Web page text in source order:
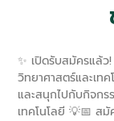
✨ เปิดรับสมัครแล้
วิทยาศาสตร์และเทค
และสนุกไปกับกิจกร
เทคโนโลยี 💡📅 ส